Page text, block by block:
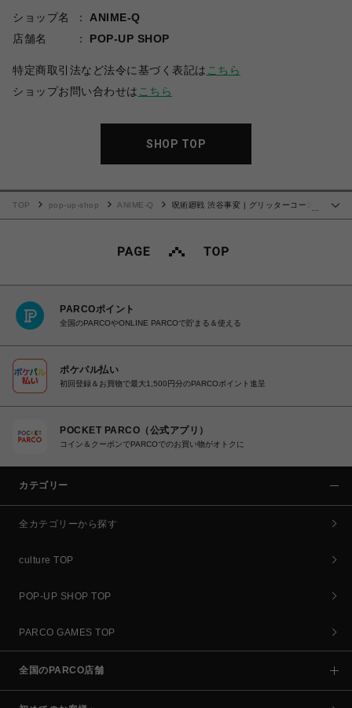
ショップ名
ANIME-Q
店舗名
POP-UP SHOP
特定商取引法など法令に基づく表記は こちら
ショップお問い合わせは こちら
SHOP TOP
TOP pop-up-shop ANIME-Q
呪術廻戦 渋谷事変 | グリッターコース
PARCOポイント
全国のPARCOやONLINE PARCOで貯まる＆使える
ポケパル払い
初回登録＆お買物で最大1,500円分のPARCOポイント進呈
POCKET PARCO（公式アプリ）
コイン＆クーポンでPARCOでのお買い物がオトクに
カテゴリー
全カテゴリーから探す
culture TOP
POP-UP SHOP TOP
PARCO GAMES TOP
全国のPARCO店舗